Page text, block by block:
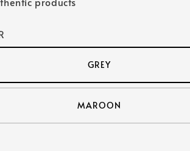
GREY
MAROON